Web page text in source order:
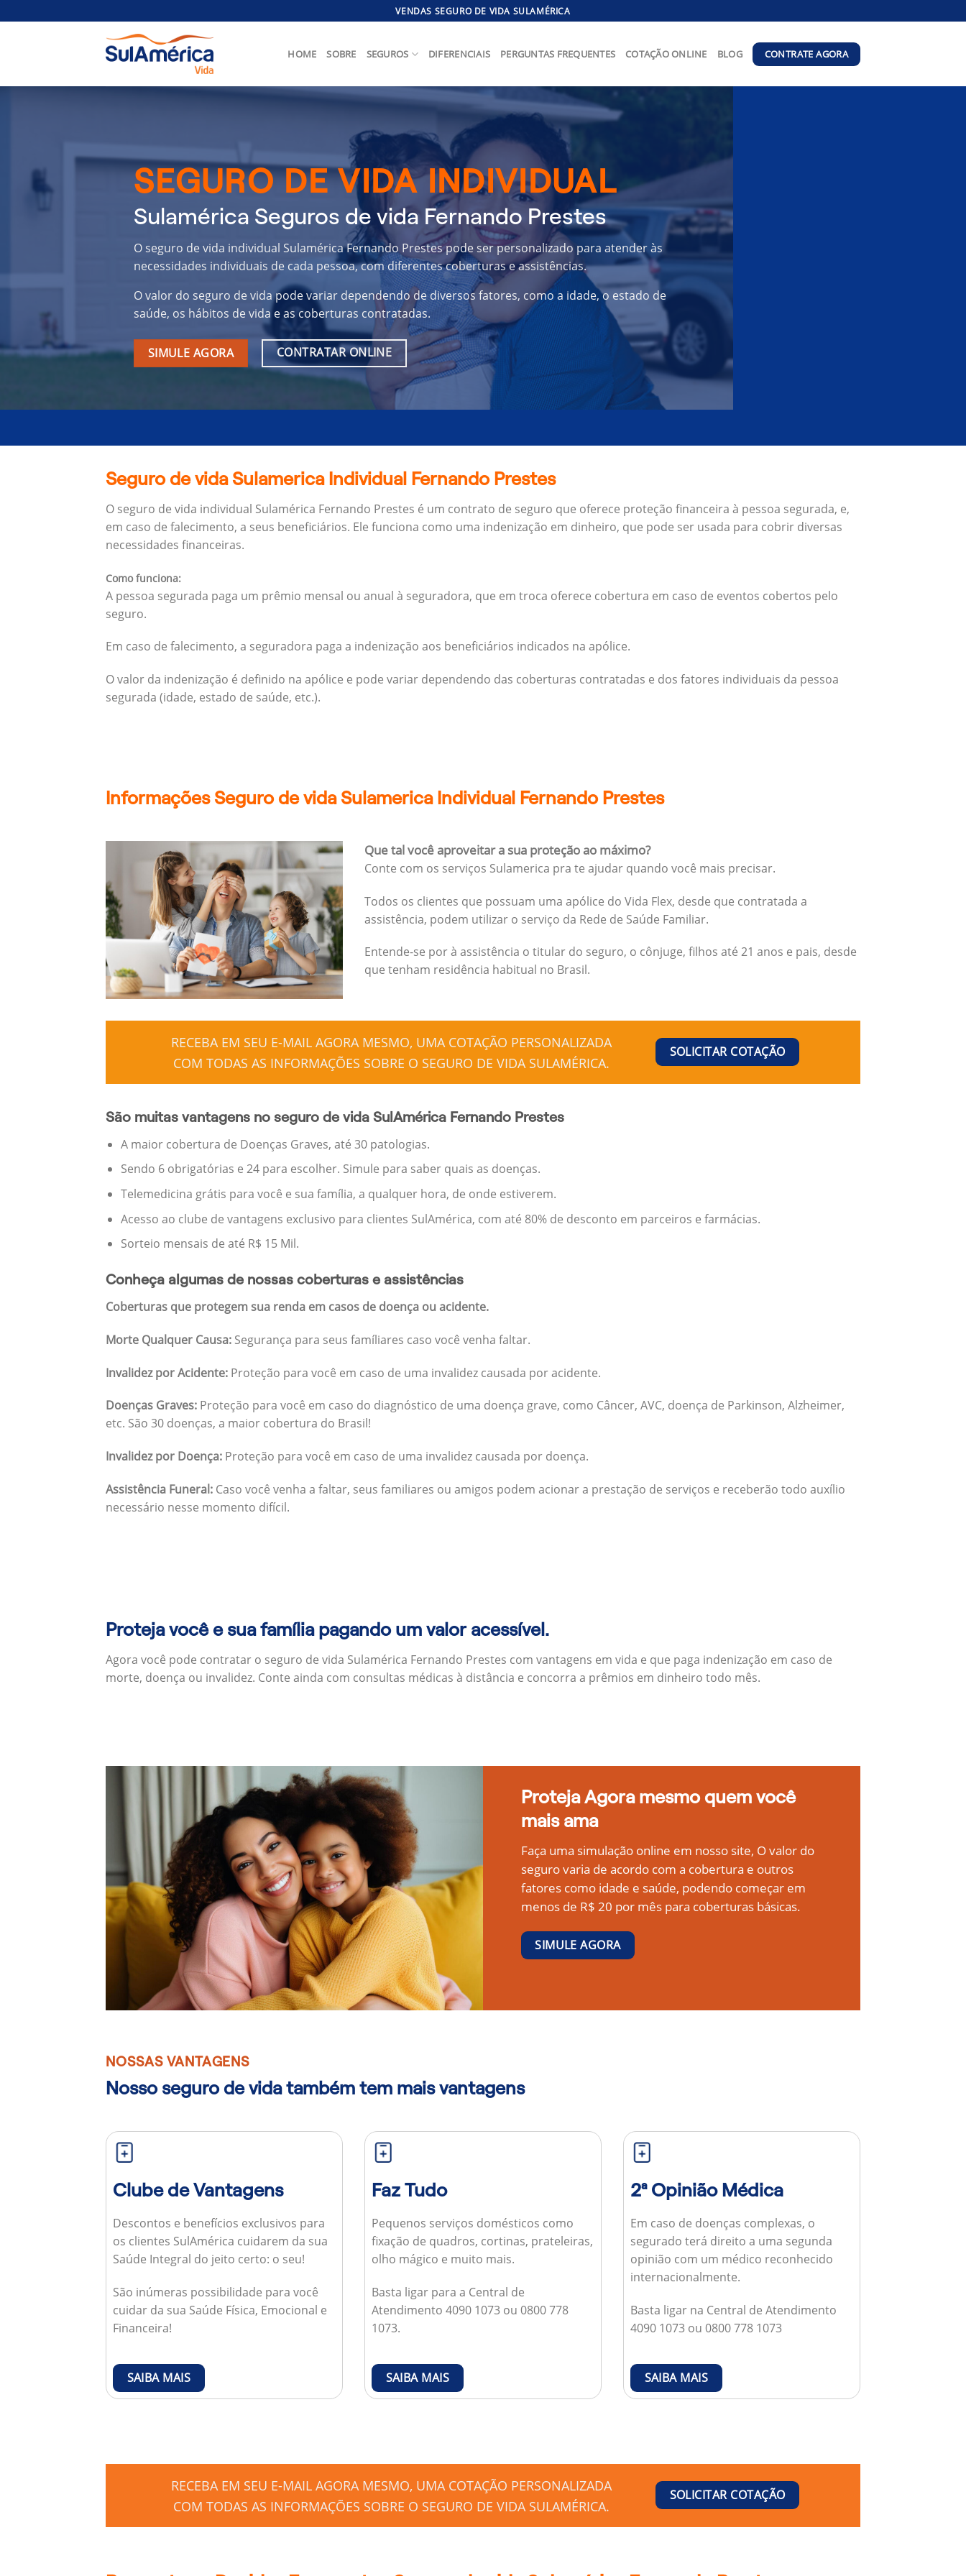
to
VENDAS SEGURO DE VIDA SULAMÉRICA
HOME SOBRE SEGUROS DIFERENCIAIS PERGUNTAS FREQUENTES COTAÇÃO ONLINE BLOG CONTRATE AGORA
SEGURO DE VIDA INDIVIDUAL
Sulamérica Seguros de vida Fernando Prestes
O seguro de vida individual Sulamérica Fernando Prestes pode ser personalizado para atender às
necessidades individuais de cada pessoa, com diferentes coberturas e assistências.
O valor do seguro de vida pode variar dependendo de diversos fatores, como a idade, o estado de
saúde, os hábitos de vida e as coberturas contratadas.
SIMULE AGORA CONTRATAR ONLINE
Seguro de vida Sulamerica Individual Fernando Prestes
O seguro de vida individual Sulamérica Fernando Prestes é um contrato de seguro que oferece proteção financeira à pessoa segurada, e,
em caso de falecimento, a seus beneficiários. Ele funciona como uma indenização em dinheiro, que pode ser usada para cobrir diversas
necessidades financeiras.
Como funciona:
A pessoa segurada paga um prêmio mensal ou anual à seguradora, que em troca oferece cobertura em caso de eventos cobertos pelo
seguro.
Em caso de falecimento, a seguradora paga a indenização aos beneficiários indicados na apólice.
O valor da indenização é definido na apólice e pode variar dependendo das coberturas contratadas e dos fatores individuais da pessoa
segurada (idade, estado de saúde, etc.).
Informações Seguro de vida Sulamerica Individual Fernando Prestes
Que tal você aproveitar a sua proteção ao máximo?
Conte com os serviços Sulamerica pra te ajudar quando você mais precisar.
Todos os clientes que possuam uma apólice do Vida Flex, desde que contratada a
assistência, podem utilizar o serviço da Rede de Saúde Familiar.
Entende-se por à assistência o titular do seguro, o cônjuge, filhos até 21 anos e pais, desde
que tenham residência habitual no Brasil.
RECEBA EM SEU E-MAIL AGORA MESMO, UMA COTAÇÃO PERSONALIZADA
COM TODAS AS INFORMAÇÕES SOBRE O SEGURO DE VIDA SULAMÉRICA.
SOLICITAR COTAÇÃO
São muitas vantagens no seguro de vida SulAmérica Fernando Prestes
A maior cobertura de Doenças Graves, até 30 patologias.
Sendo 6 obrigatórias e 24 para escolher. Simule para saber quais as doenças.
Telemedicina grátis para você e sua família, a qualquer hora, de onde estiverem.
Acesso ao clube de vantagens exclusivo para clientes SulAmérica, com até 80% de desconto em parceiros e farmácias.
Sorteio mensais de até R$ 15 Mil.
Conheça algumas de nossas coberturas e assistências
Coberturas que protegem sua renda em casos de doença ou acidente.
Morte Qualquer Causa: Segurança para seus famíliares caso você venha faltar.
Invalidez por Acidente: Proteção para você em caso de uma invalidez causada por acidente.
Doenças Graves: Proteção para você em caso do diagnóstico de uma doença grave, como Câncer, AVC, doença de Parkinson, Alzheimer,
etc. São 30 doenças, a maior cobertura do Brasil!
Invalidez por Doença: Proteção para você em caso de uma invalidez causada por doença.
Assistência Funeral: Caso você venha a faltar, seus familiares ou amigos podem acionar a prestação de serviços e receberão todo auxílio
necessário nesse momento difícil.
Proteja você e sua família pagando um valor acessível.
Agora você pode contratar o seguro de vida Sulamérica Fernando Prestes com vantagens em vida e que paga indenização em caso de
morte, doença ou invalidez. Conte ainda com consultas médicas à distância e concorra a prêmios em dinheiro todo mês.
Proteja Agora mesmo quem você
mais ama
Faça uma simulação online em nosso site, O valor do
seguro varia de acordo com a cobertura e outros
fatores como idade e saúde, podendo começar em
menos de R$ 20 por mês para coberturas básicas.
SIMULE AGORA
NOSSAS VANTAGENS
Nosso seguro de vida também tem mais vantagens
Clube de Vantagens
Descontos e benefícios exclusivos para
os clientes SulAmérica cuidarem da sua
Saúde Integral do jeito certo: o seu!
São inúmeras possibilidade para você
cuidar da sua Saúde Física, Emocional e
Financeira!
SAIBA MAIS
Faz Tudo
Pequenos serviços domésticos como
fixação de quadros, cortinas, prateleiras,
olho mágico e muito mais.
Basta ligar para a Central de
Atendimento 4090 1073 ou 0800 778
1073.
SAIBA MAIS
2ª Opinião Médica
Em caso de doenças complexas, o
segurado terá direito a uma segunda
opinião com um médico reconhecido
internacionalmente.
Basta ligar na Central de Atendimento
4090 1073 ou 0800 778 1073
SAIBA MAIS
RECEBA EM SEU E-MAIL AGORA MESMO, UMA COTAÇÃO PERSONALIZADA
COM TODAS AS INFORMAÇÕES SOBRE O SEGURO DE VIDA SULAMÉRICA.
SOLICITAR COTAÇÃO